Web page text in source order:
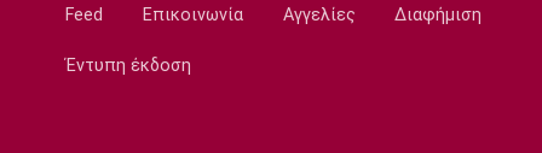
Feed Επικοινωνία Αγγελίες Διαφήμιση
Έντυπη έκδοση